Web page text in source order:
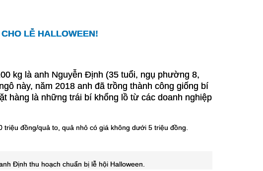
LỄ HALLOWEEN!
kg là anh Nguyễn Định (35 tuổi, ngụ phường 8,
này, năm 2018 anh đã trồng thành công giống bí
hàng là những trái bí khổng lồ từ các doanh nghiệp
đồng/quả to, quả nhỏ có giá không dưới 5 triệu đồng.
Định thu hoạch chuẩn bị lễ hội Halloween.